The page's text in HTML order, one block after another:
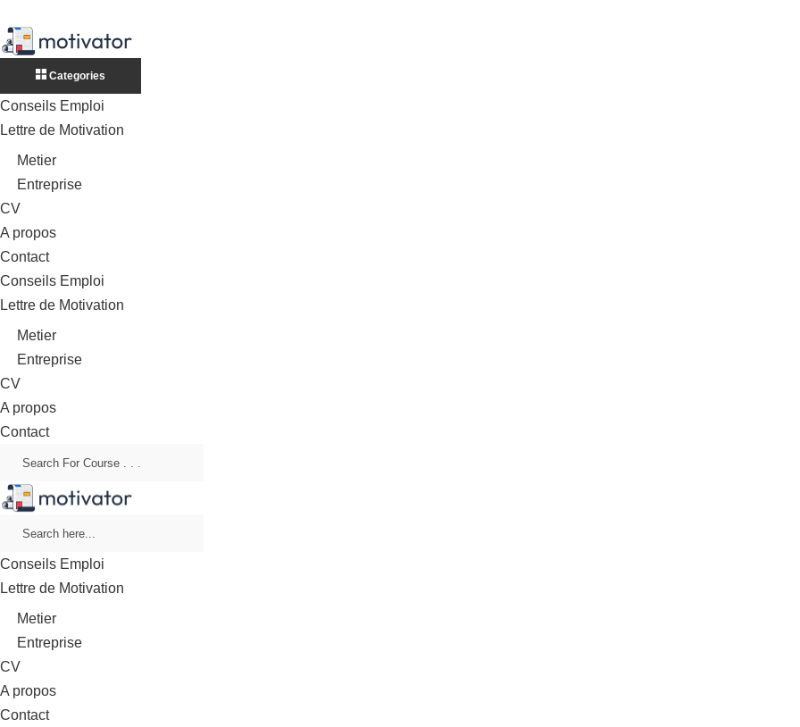
Categories
Conseils Emploi
Lettre de Motivation
Metier
Entreprise
CV
A propos
Contact
Conseils Emploi
Lettre de Motivation
Metier
Entreprise
CV
A propos
Contact
Conseils Emploi
Lettre de Motivation
Metier
Entreprise
CV
A propos
Contact